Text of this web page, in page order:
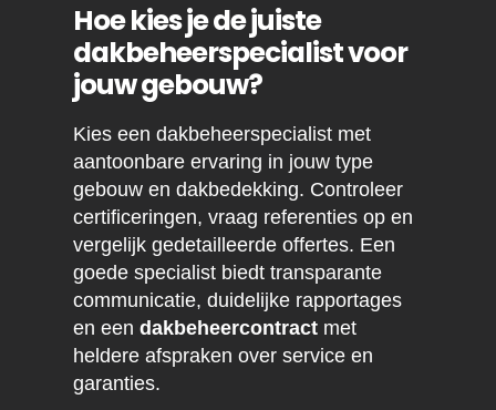
Hoe kies je de juiste
dakbeheerspecialist voor
jouw gebouw?
Kies een dakbeheerspecialist met
aantoonbare ervaring in jouw type
gebouw en dakbedekking. Controleer
certificeringen, vraag referenties op en
vergelijk gedetailleerde offertes. Een
goede specialist biedt transparante
communicatie, duidelijke rapportages
en een dakbeheercontractmet
heldere afspraken over service en
garanties.